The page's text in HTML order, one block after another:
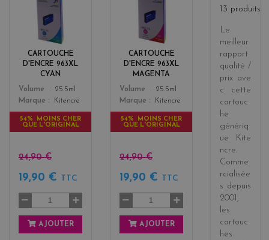
CARTOUCHE
D'ENCRE 963XL
CYAN
Color
Volume
25.5ml
Marque
Kitencre
54% MOINS CHER
QUE L'ORIGINAL
24,90 €
19,90 € TTC
AJOUTER
CARTOUCHE
D'ENCRE 963XL
MAGENTA
Color
n
t
Volume
25.5ml
Marque
Kitencre
54% MOINS CHER
QUE L'ORIGINAL
24,90 €
19,90 € TTC
AJOUTER
13 produits
Le
meilleur
rapport
qualité /
prix ave
c cette
cartouc
he
génériq
ue
Kite
ncre.
Comme
rcialisée
s depuis
2001 ,
les
cartouc
hes